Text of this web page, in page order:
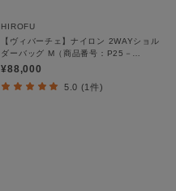
HIROFU
【ヴィバーチェ】ナイロン 2WAYショル
ダーバッグ M（商品番号：P25－
39531）
¥88,000
5.0 (1件)